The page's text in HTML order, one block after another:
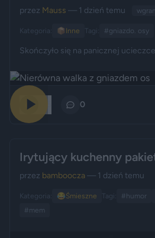
przez Mauss — 1 dzień temu
Kategoria: 📦 Inne Tagi: #gniazdo. osy
Skończyło się na panicznej
0
Irytujący kuchenny
przez bamboocza — 1 dzień temu
Kategoria: 😂Śmieszne Tagi: #humor
#mem